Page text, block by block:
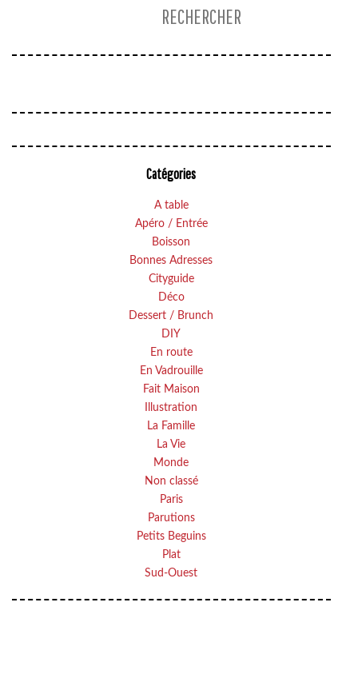
Catégories
A table
Apéro / Entrée
Boisson
Bonnes Adresses
Cityguide
Déco
Dessert / Brunch
DIY
En route
En Vadrouille
Fait Maison
Illustration
La Famille
La Vie
Monde
Non classé
Paris
Parutions
Petits Beguins
Plat
Sud-Ouest